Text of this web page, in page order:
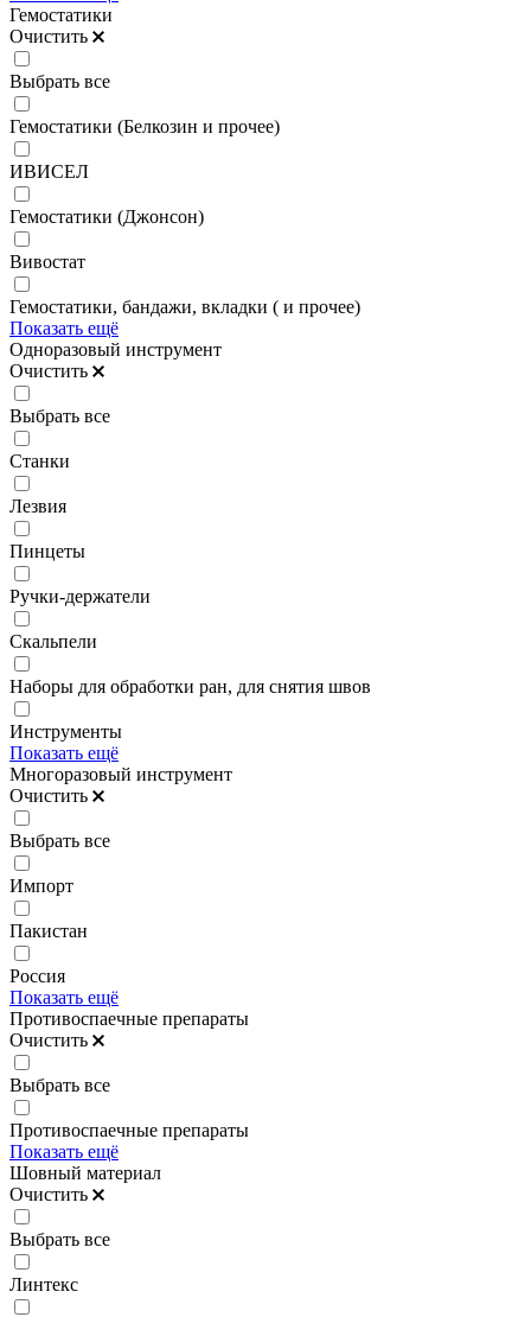
Гемостатики
Очистить
Выбрать все
Гемостатики (Белкозин и прочее)
ИВИСЕЛ
Гемостатики (Джонсон)
Вивостат
Гемостатики, бандажи, вкладки ( и прочее)
Показать ещё
Одноразовый инструмент
Очистить
Выбрать все
Станки
Лезвия
Пинцеты
Ручки-держатели
Скальпели
Наборы для обработки ран, для снятия швов
Инструменты
Показать ещё
Многоразовый инструмент
Очистить
Выбрать все
Импорт
Пакистан
Россия
Показать ещё
Противоспаечные препараты
Очистить
Выбрать все
Противоспаечные препараты
Показать ещё
Шовный материал
Очистить
Выбрать все
Линтекс